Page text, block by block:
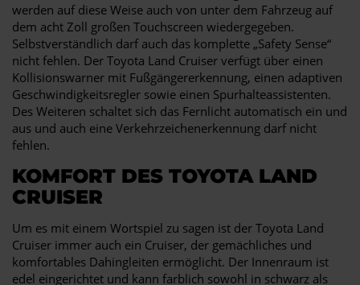
werden auf diese Weise auch von unter dem Fahrzeug auf
dem acht Zoll großen Touchscreen wiedergegeben.
Selbstverständlich darf auch das komplette „Safety Sense“
nicht fehlen. Der Toyota Land Cruiser verfügt über einen
Kollisionswarner mit Fußgängererkennung, einen adaptiven
Geschwindigkeitsregler sowie einen Spurhalteassistenten.
Des Weiteren schaltet sich das Fernlicht automatisch ein und
aus und auch eine Verkehrzeichenerkennung darf nicht
fehlen.
KOMFORT DES TOYOTA LAND
CRUISER
Um es mit einem Wortspiel zu sagen ist der Toyota Land
Cruiser immer auch ein Cruiser, der gemächliches und
komfortables Dahingleiten ermöglicht. Der Innenraum ist
edel eingerichtet und kann farblich sowohl in schwarz als